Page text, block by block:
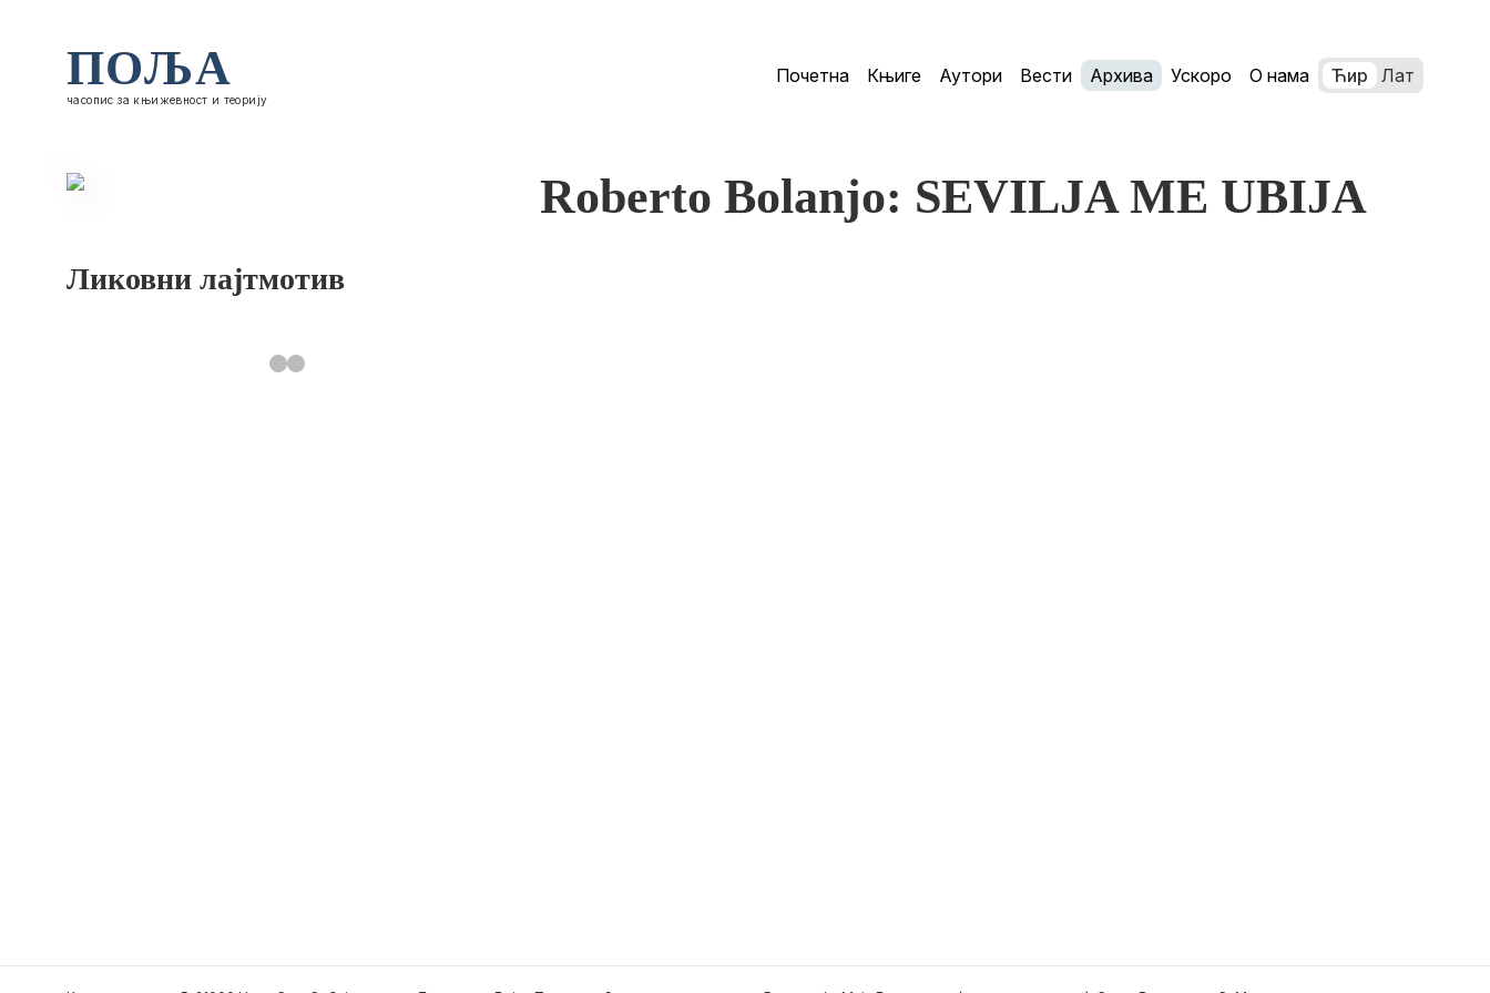
ПОЉА
часопис за књижевност и теорију
Почетна Књиге Аутори Вести Архива Ускоро О нама Ћир Лат
Ликовни лајтмотив
Roberto Bolanjo: SEVILJA ME UBIJA